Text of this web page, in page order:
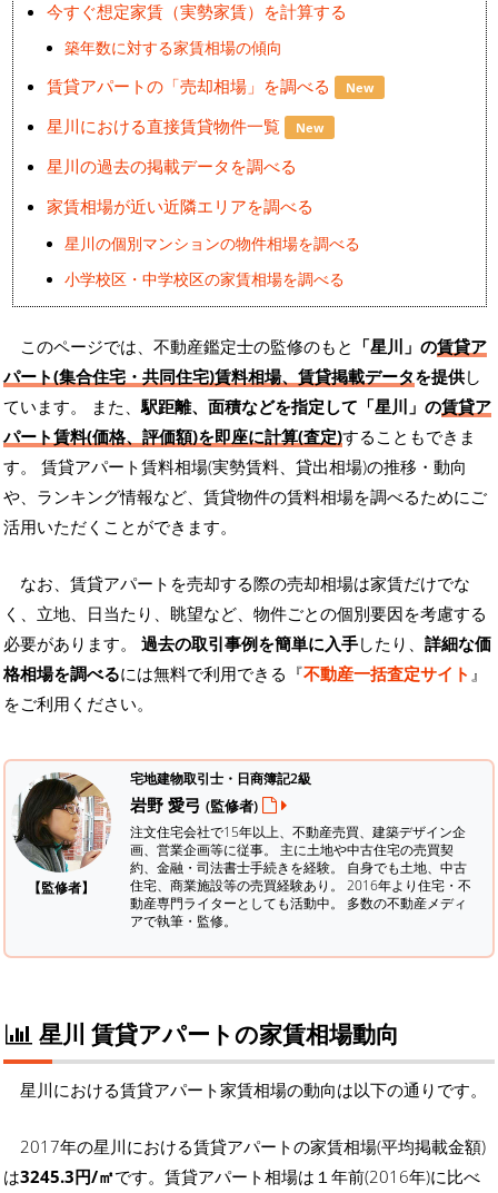
今すぐ想定家賃（実勢家賃）を計算する
築年数に対する家賃相場の傾向
賃貸アパートの「売却相場」を調べる New
星川における直接賃貸物件一覧 New
星川の過去の掲載データを調べる
家賃相場が近い近隣エリアを調べる
星川の個別マンションの物件相場を調べる
小学校区・中学校区の家賃相場を調べる
このページでは、不動産鑑定士の監修のもと 「星川」の賃貸ア
パート(集合住宅・共同住宅)賃料相場、賃貸掲載データを提供し
ています。 また、駅距離、面積などを指定して「星川」の賃貸ア
パート賃料(価格、評価額)を即座に計算(査定)することもできま
す。 賃貸アパート賃料相場(実勢賃料、貸出相場)の推移・動向
や、ランキング情報など、賃貸物件の賃料相場を調べるためにご
活用いただくことができます。
なお、賃貸アパートを売却する際の売却相場は家賃だけでな
く、立地、日当たり、眺望など、物件ごとの個別要因を考慮する
必要があります。 過去の取引事例を簡単に入手したり、 詳細な価
格相場を調べるには無料で利用できる『不動産一括査定サイト 』
をご利用ください。
【監修者】
宅地建物取引士・日商簿記2級
岩野 愛弓 (監修者)
注文住宅会社で15年以上、不動産売買、建築デザイン企
画、営業企画等に従事。 主に土地や中古住宅の売買契
約、金融・司法書士手続きを経験。 自身でも土地、中古
住宅、商業施設等の売買経験あり。 2016年より住宅・不
動産専門ライターとしても活動中。 多数の不動産メディ
アで執筆・監修。
星川 賃貸アパートの家賃相場動向
星川における賃貸アパート家賃相場の動向は以下の通りです。
2017年の星川における賃貸アパートの家賃相場(平均掲載金額)
は3245.3円/㎡です。賃貸アパート相場は１年前(2016年)に比べ